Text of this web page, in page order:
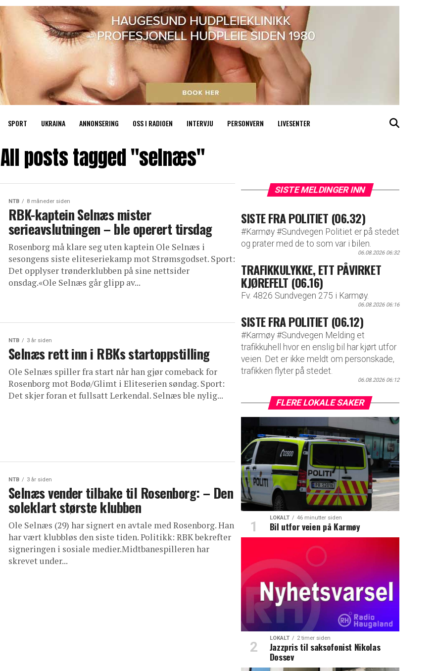
SPORT UKRAINA ANNONSERING OSS I RADIOEN INTERVJU PERSONVERN LIVESENTER
All posts tagged "selnæs"
NTB 8 måneder siden
RBK-kaptein Selnæs mister
serieavslutningen – ble operert tirsdag
Rosenborg må klare seg uten kaptein Ole Selnæs i
sesongens siste eliteseriekamp mot Strømsgodset. Sport:
Det opplyser trønderklubben på sine nettsider
onsdag.«Ole Selnæs går glipp av...
NTB 3 år siden
Selnæs rett inn i RBKs startoppstilling
Ole Selnæs spiller fra start når han gjør comeback for
Rosenborg mot Bodø/Glimt i Eliteserien søndag. Sport:
Det skjer foran et fullsatt Lerkendal. Selnæs ble nylig...
NTB 3 år siden
Selnæs vender tilbake til Rosenborg: – Den
soleklart største klubben
Ole Selnæs (29) har signert en avtale med Rosenborg. Han
har vært klubbløs den siste tiden. Politikk: RBK bekrefter
signeringen i sosiale medier.Midtbanespilleren har
skrevet under...
SISTE MELDINGER INN
SISTE FRA POLITIET (06.32)
#Karmøy #Sundvegen Politiet er på stedet
og prater med de to som var i bilen.
06.08.2026 06:32
TRAFIKKULYKKE, ETT PÅVIRKET
KJØREFELT (06.16)
Fv. 4826 Sundvegen 275 i Karmøy.
06.08.2026 06:16
SISTE FRA POLITIET (06.12)
#Karmøy #Sundvegen Melding et
trafikkuhell hvor en enslig bil har kjørt utfor
veien. Det er ikke meldt om personskade,
trafikken flyter på stedet.
06.08.2026 06:12
FLERE LOKALE SAKER
LOKALT 46 minutter siden
Bil utfor veien på Karmøy
LOKALT 2 timer siden
Jazzpris til saksofonist Nikolas
Dossev